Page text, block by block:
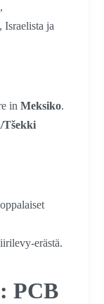
Israelista ja
in Meksiko.
Tšekki
erästä.
PCB